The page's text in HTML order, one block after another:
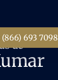
(866) 693 7098
de